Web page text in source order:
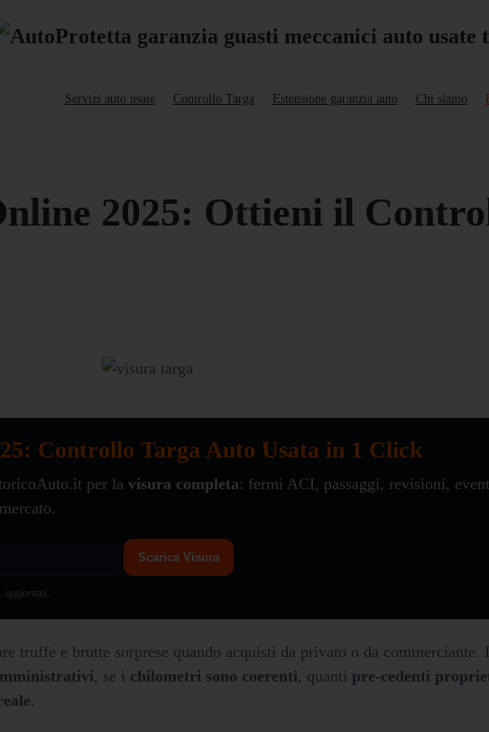
Servizi auto usate Controllo Targa Estensione garanzia auto Chi siamo
2025: Ottieni il
Controllo Targa Auto Usata in 1 Click
per la visura completa: fermi ACI, passaggi, revisioni,
Scarica Visura
aggiornati.
truffe e brutte sorprese quando acquisti da privato o da commerciante.
, se i chilometri sono coerenti, quanti pre-cedenti
.